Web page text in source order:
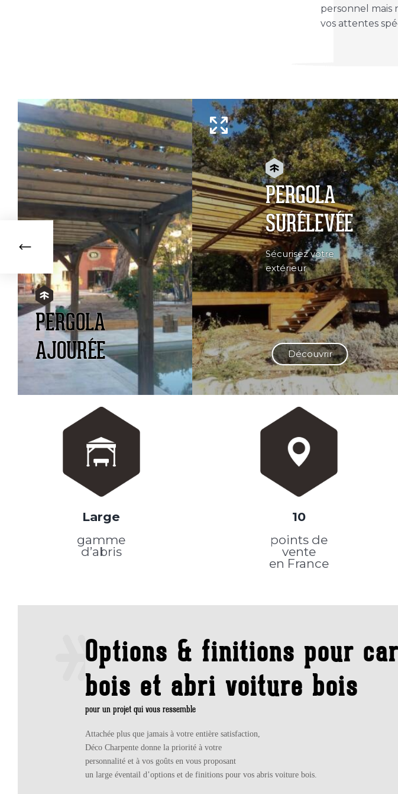
personnel mais
vos attentes
PERGOLA
AJOURÉE
PERGOLA
SURÉLEVÉE
Sécurisez votre
extérieur
Découvrir
Large
gamme
d’abris
10
points de
vente
en France
Options & finitions pour
bois et abri voiture bois
pour un projet qui vous ressemble
Attachée plus que jamais à votre entière satisfaction,
Déco Charpente donne la priorité à votre
personnalité et à vos goûts en vous proposant
un large éventail d’options et de finitions pour vos abris voiture bois.